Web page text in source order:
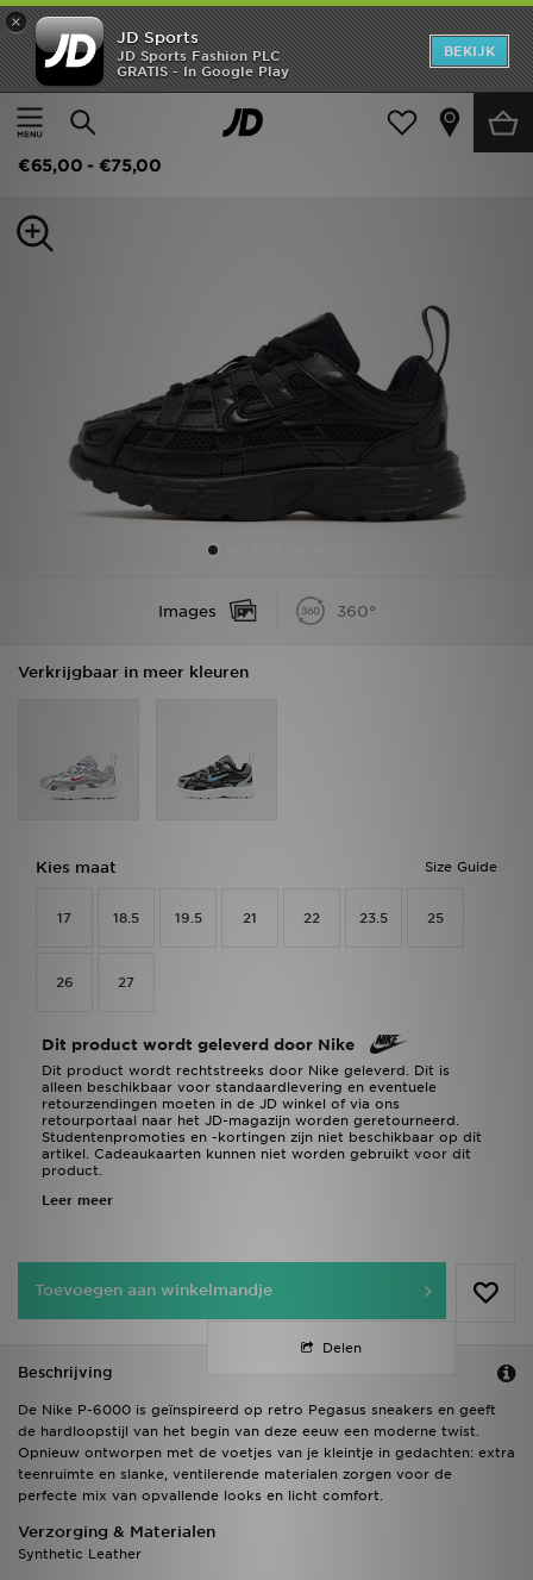
×
JD Sports
JD Sports Fashion PLC
GRATIS - In Google Play
BEKIJK
Thuis
Kids Babyschoenen (Maten 16-27) Alle Sneakers
Nike Schoenen voor baby's/peuters P-6000
€65,00 - €75,00
Images 360°
Verkrijgbaar in meer kleuren
Size Guide
Kies maat
17 18.5 19.5 21 22 23.5 25
26 27
Dit product wordt geleverd door Nike
Dit product wordt rechtstreeks door Nike geleverd. Dit is
alleen beschikbaar voor standaardlevering en eventuele
retourzendingen moeten in de JD winkel of via ons
retourportaal naar het JD-magazijn worden geretourneerd.
Studentenpromoties en -kortingen zijn niet beschikbaar op dit
artikel. Cadeaukaarten kunnen niet worden gebruikt voor dit
product.
Leer meer
Toevoegen aan winkelmandje
Delen
Beschrijving
De Nike P-6000 is geïnspireerd op retro Pegasus sneakers en geeft
de hardloopstijl van het begin van deze eeuw een moderne twist.
Opnieuw ontworpen met de voetjes van je kleintje in gedachten: extra
teenruimte en slanke, ventilerende materialen zorgen voor de
perfecte mix van opvallende looks en licht comfort.
Verzorging & Materialen
Synthetic Leather
New In
Heren
Collecties
OFFERS
Klantenservice
Vacatures